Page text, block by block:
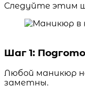
Следуйте этим
Шаг 1:
Любой маникюр
заметны.